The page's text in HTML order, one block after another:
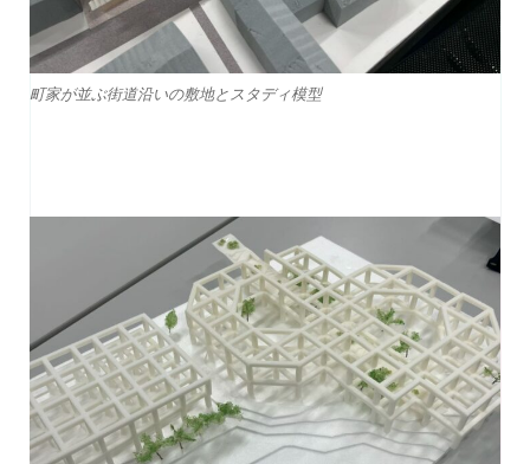
町家が並ぶ街道沿いの敷地とスタディ模型